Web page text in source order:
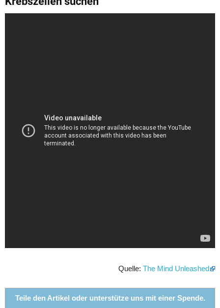
Quelle: The Mind Unleashed
Teile den Artikel oder unterstütze uns mit einer Spende.